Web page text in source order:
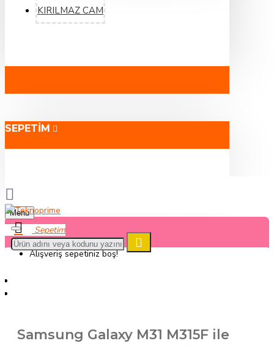
KIRILMAZ CAM
SEPETIM
Menu
Alışveriş sepetiniz boş!
Samsung Galaxy M31 M315F ile